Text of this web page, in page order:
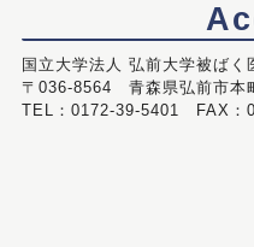
国立大学法人 弘前大学被ばく
〒036-8564 青森県弘前市本
TEL：0172-39-5401 FAX：